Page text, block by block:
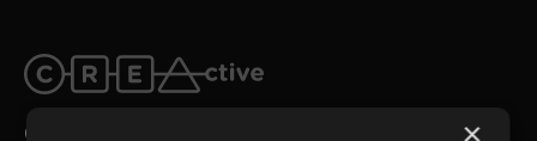
CREACTIVE